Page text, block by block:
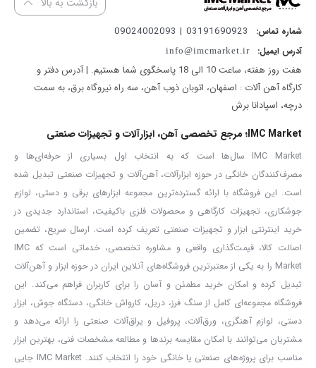
کیفیت و کارایی بالا محسوب می شود که می توانید برای مصارف خانگی و
را توضیح می دهیم.
بر روی دریل شارژی مدل ۵۸۱۳ آروا یک کلید پاور قرار گرفته که شما برای
شروع کار با دستگاه باید این کلید را فشار دهید. به علاوه با کلید گازی که
دیمر تنظیم سرعت نیز نامیده می شود؛ می توان سرعت چرخش دریل را
درحین کار کنترل کرد. با بالا رفتن فشار دست بر روی این کلید سرعت بالاتر
می رود و با کم کردن فشار بر روی این دکمه سرعت کمتر می شود.
دریل شارژی ۱۴.۴ ولت چکشی آروا دارای سه نظام اتومات است. که در این
صورت جهت نصب مته و یا باز کردن آن نیازی به آچار نیست و به راحتی
می توانید مته را بر روی دریل نصب کرده و یا باز کنید.
با توجه به این که از این دریل می توان در سه حالت پیچ گوشتی – مته و
چکش مته استفاده کرد، حلقه تغییر حالت برای این منظور بر روی دریل
قرار دارد.
حالت پیچ گوشتی: برای بستن انواع پیچ به کار می رود.
حالت مته: برای سوراخکاری از آن استفاده می شود.
شماره تماس: 03191690923 | 09024002093
آدرس ایمیل: info@imcmarket.ir
هفت روز هفته، ساعت 10 الی 18 پاسخگوی شما هستیم. | آدرس دفتر و
کارگاه آهن آلات : اصفهان، اتوبان ذوب آهن، سه راه نیروگاه برق، به سمت
درچه، اسپادانا برش
IMC Market؛ مرجع تخصصی آهن، ابزارآلات و تجهیزات صنعتی
IMC Market سال‌ها است که به انتخاب اول بسیاری از حرفه‌ای‌ها و
مصرف‌کنندگان خانگی در حوزه ابزارآلات، آهن‌آلات و تجهیزات صنعتی تبدیل شده
است. این فروشگاه با ارائه گسترده‌ترین مجموعه ابزارهای برقی و دستی، لوازم
جوشکاری، تجهیزات کارگاهی و محصولات فلزی باکیفیت، استاندارد جدیدی در
خرید اینترنتی ابزار و تجهیزات صنعتی تعریف کرده است. ارسال سریع، تضمین
اصالت کالا، قیمت‌گذاری واقعی و مشاوره تخصصی، خدماتی است که IMC
Market را به یکی از معتبرترین فروشگاه‌های آنلاین ایران در حوزه ابزار و آهن‌آلات
تبدیل کرده و امکان خرید مطمئن و آسان را برای کاربران فراهم می‌کند. این
فروشگاه مجموعه‌ای کامل از سنگ فرز، دریل، کارواش خانگی، دستگاه جوش، ابزار
دستی، لوازم آهنگری، ورق‌آلات، پروفیل و یراق‌آلات صنعتی را ارائه می‌دهد و
مشتریان می‌توانند با امکان مقایسه برندها و مطالعه مشخصات فنی، بهترین ابزار
مناسب برای پروژه‌های صنعتی یا خانگی خود را انتخاب کنند. IMC Market جایی